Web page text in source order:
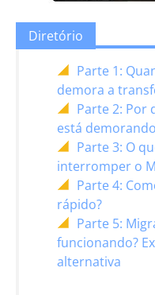
Diretório
Parte 1:
demora a
Parte 2: Por
está
Parte 3: O
interromper o
Parte 4:
rápido?
Parte 5:
funcionando?
alternativa